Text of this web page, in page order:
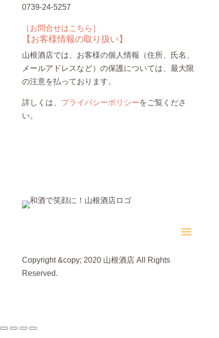
0739-24-5257
［お問合せはこちら］
【お客様情報の取り扱い】
山根酒店では、お客様の個人情報（住所、氏名、
メールアドレスなど）の保護については、最大限
の注意を払っております。
詳しくは、 プライバシーポリシーをご覧くださ
い。
Copyright &copy; 2020 山根酒店 All Rights
Reserved.